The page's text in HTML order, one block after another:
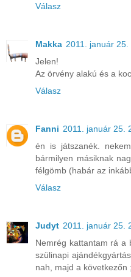
Válasz
Makka 2011. január 25.
Jelen!
Az örvény alakú és a
Válasz
Fanni 2011. január 25.
én is játszanék.
bármilyen másiknak
félgömb (habár az
Válasz
Judyt 2011. január 25.
Nemrég kattantam rá a
szülinapi
nah, majd a következőn